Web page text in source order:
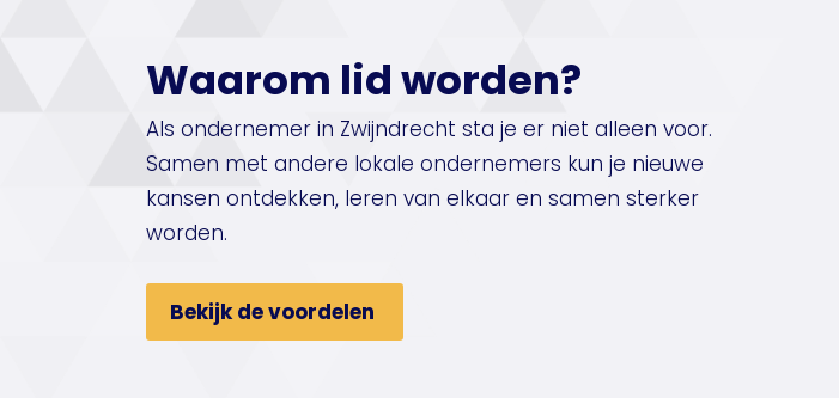
Waarom lid worden?
Als ondernemer in Zwijndrecht sta je er niet alleen voor.
Samen met andere lokale ondernemers kun je nieuwe
kansen ontdekken, leren van elkaar en samen sterker
worden.
Bekijk de voordelen